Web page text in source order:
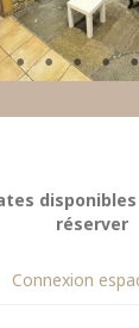
réserver
Connexion